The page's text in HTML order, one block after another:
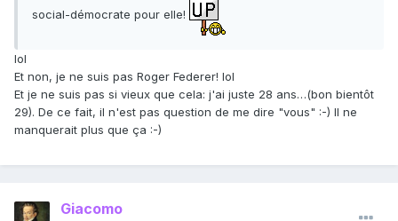
social-démocrate pour elle!
lol
Et non, je ne suis pas Roger Federer! lol
Et je ne suis pas si vieux que cela: j'ai juste 28 ans…(bon bientôt
29). De ce fait, il n'est pas question de me dire "vous" :-) Il ne
manquerait plus que ça :-)
Giacomo